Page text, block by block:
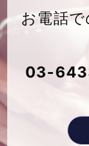
お電話
03-